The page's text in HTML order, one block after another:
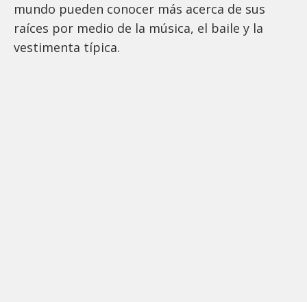
mundo pueden conocer más acerca de sus
raíces por medio de la música, el baile y la
vestimenta típica.